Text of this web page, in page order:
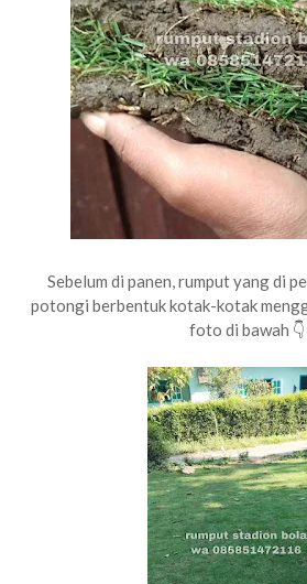
Sebelum di panen, rumput yang di
potongi berbentuk kotak-kotak
foto di bawah 👇